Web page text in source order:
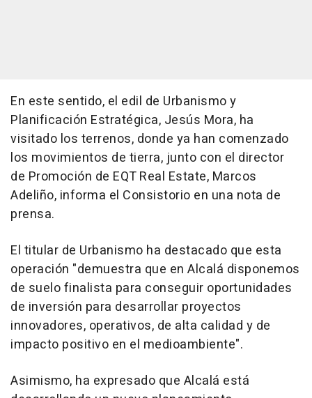
En este sentido, el edil de Urbanismo y
Planificación Estratégica, Jesús Mora, ha
visitado los terrenos, donde ya han comenzado
los movimientos de tierra, junto con el director
de Promoción de EQT Real Estate, Marcos
Adeliño, informa el Consistorio en una nota de
prensa.
El titular de Urbanismo ha destacado que esta
operación "demuestra que en Alcalá disponemos
de suelo finalista para conseguir oportunidades
de inversión para desarrollar proyectos
innovadores, operativos, de alta calidad y de
impacto positivo en el medioambiente".
Asimismo, ha expresado que Alcalá está